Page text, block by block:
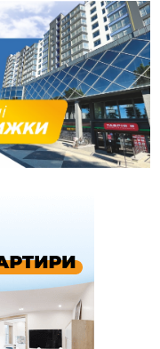
Коломийщини
сильна спека до 39°
зливав з цистерни
та оновили правила
невідомі засипали
нові температурні
є постраждалі,
лісу із трьома
сквер з